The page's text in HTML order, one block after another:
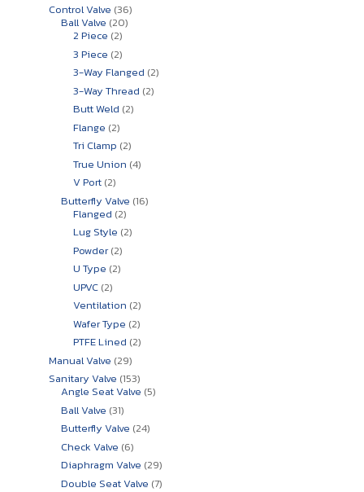
Control Valve 3636
Ball Valve 2020
2 Piece 22
สินค้า
3 Piece 22
สินค้า
3-Way Flanged 22
3-Way Thread 22
Butt Weld 22
Flange 22
สินค้า
Tri Clamp 22
สินค้า
True Union 44
V Port 22
สินค้า
Butterfly Valve 1616
Flanged 22
สินค้า
Lug Style 22
Powder 22
สินค้า
U Type 22
UPVC 22
สินค้า
Ventilation 22
สินค้า
Wafer Type 22
สินค้า
PTFE Lined 22
Manual Valve 2929
สินค้า
Sanitary Valve 153153
สินค้า
Angle Seat Valve 55
Ball Valve 3131
สินค้า
Butterfly Valve 2424
Check Valve 66
สินค้า
Diaphragm Valve 2929
สินค้า
Double Seat Valve 77